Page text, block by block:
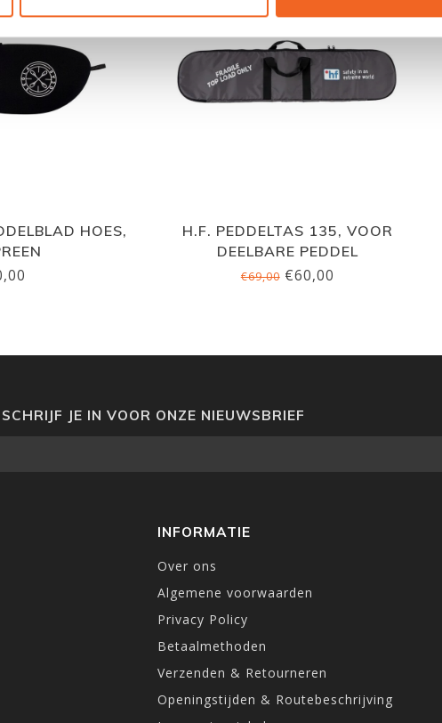
HOES,
H.F. PEDDELTAS 135, VOOR
DEELBARE PEDDEL
€69,00€60,00
SCHRIJF JE IN VOOR ONZE NIEUWSBRIEF
INFORMATIE
Over ons
Algemene voorwaarden
Privacy Policy
Betaalmethoden
Verzenden & Retourneren
Openingstijden & Routebeschrijving